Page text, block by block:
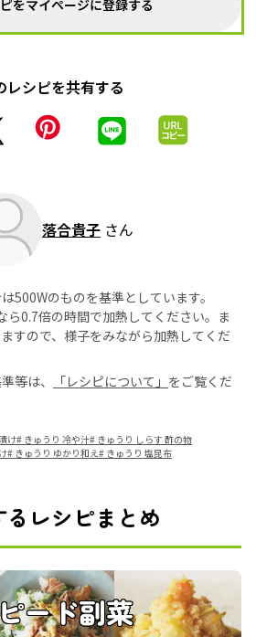
をマイページに登録する
レシピを共有する
落合貴子 さん
500Wのものを基準としています。
ら0.7倍の時間で加熱してください。ま
すので、様子をみながら加熱してくだ
等は、
「レシピについて」 をご覧くだ
け# きゅうり 冷や汁# きゅうり しらす 酢の物
# きゅうり ゆかり和え# きゅうり 塩昆布
るレシピまとめ
ード副菜